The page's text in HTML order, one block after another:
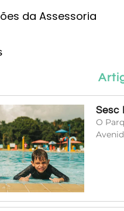
da Assessoria
Sesc
O